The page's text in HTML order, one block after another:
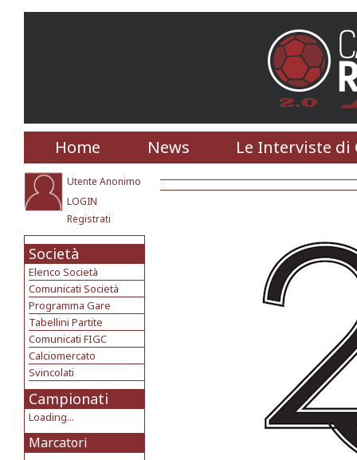
Home News Le Interviste di
Utente Anonimo
LOGIN
Registrati
Società
Elenco Società
Comunicati Società
Programma Gare
Tabellini Partite
Comunicati FIGC
Calciomercato
Svincolati
Campionati
Loading...
Marcatori